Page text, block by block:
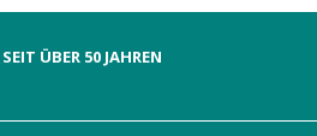
SEIT ÜBER 50 JAHREN